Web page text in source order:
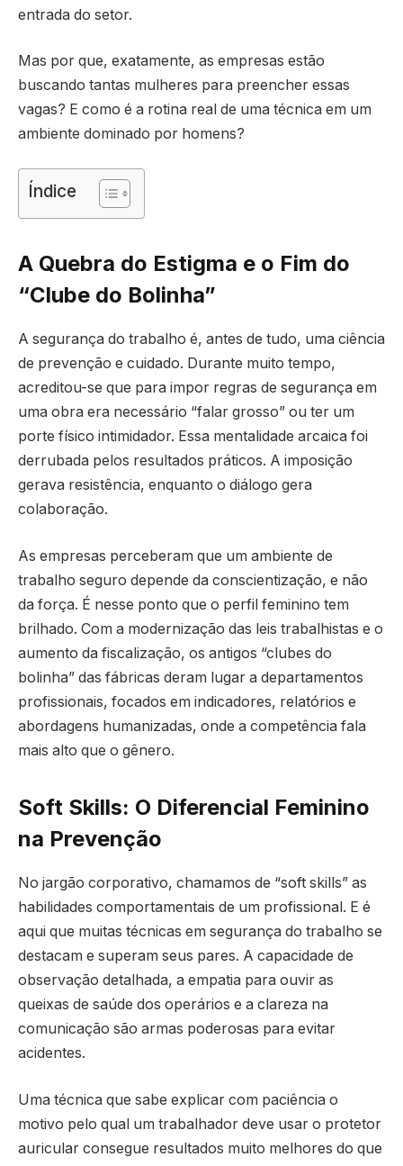
entrada do setor.
Mas por que, exatamente, as empresas estão
buscando tantas mulheres para preencher essas
vagas? E como é a rotina real de uma técnica em um
ambiente dominado por homens?
Índice
A Quebra do Estigma e o Fim do
“Clube do Bolinha”
A segurança do trabalho é, antes de tudo, uma ciência
de prevenção e cuidado. Durante muito tempo,
acreditou-se que para impor regras de segurança em
uma obra era necessário “falar grosso” ou ter um
porte físico intimidador. Essa mentalidade arcaica foi
derrubada pelos resultados práticos. A imposição
gerava resistência, enquanto o diálogo gera
colaboração.
As empresas perceberam que um ambiente de
trabalho seguro depende da conscientização, e não
da força. É nesse ponto que o perfil feminino tem
brilhado. Com a modernização das leis trabalhistas e o
aumento da fiscalização, os antigos “clubes do
bolinha” das fábricas deram lugar a departamentos
profissionais, focados em indicadores, relatórios e
abordagens humanizadas, onde a competência fala
mais alto que o gênero.
Soft Skills: O Diferencial Feminino
na Prevenção
No jargão corporativo, chamamos de “soft skills” as
habilidades comportamentais de um profissional. E é
aqui que muitas técnicas em segurança do trabalho se
destacam e superam seus pares. A capacidade de
observação detalhada, a empatia para ouvir as
queixas de saúde dos operários e a clareza na
comunicação são armas poderosas para evitar
acidentes.
Uma técnica que sabe explicar com paciência o
motivo pelo qual um trabalhador deve usar o protetor
auricular consegue resultados muito melhores do que